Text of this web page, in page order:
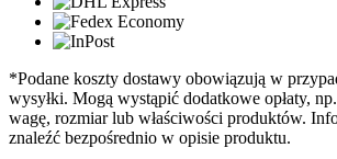
*Podane koszty dostawy obowiązują w
wysyłki. Mogą wystąpić dodatkowe opłaty,
wagę, rozmiar lub właściwości produktów.
znaleźć bezpośrednio w opisie produktu.